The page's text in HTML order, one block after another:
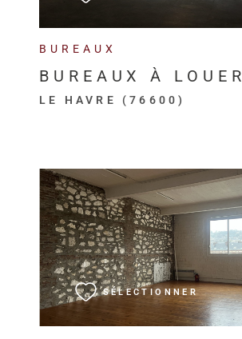
BUREAUX
BUREAUX À LOUER
LE HAVRE (76600)
SÉLECTIONNER
VOIR LE BIEN